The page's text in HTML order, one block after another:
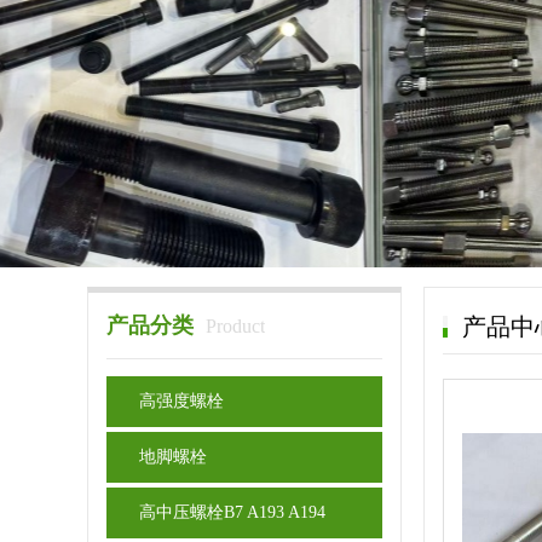
产品分类 Product
高强度螺栓
地脚螺栓
高中压螺栓B7 A193 A194
产品中